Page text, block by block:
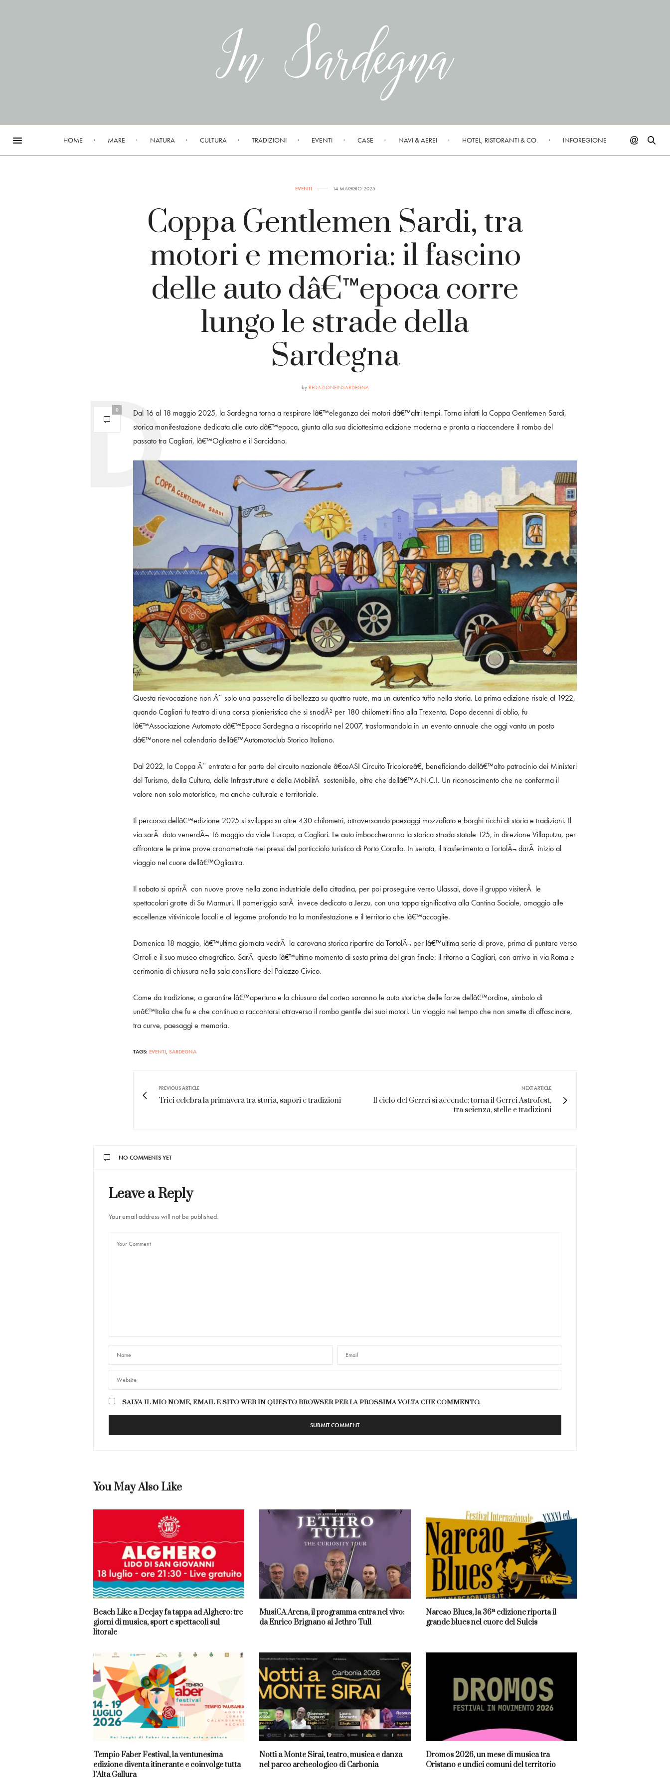
HOME MARE NATURA CULTURA TRADIZIONI EVENTI CASE NAVI & AEREI HOTEL, RISTORANTI & CO. INFOREGIONE
EVENTI 14 MAGGIO 2025
Coppa Gentlemen Sardi, tra
motori e memoria: il fascino
delle auto dâ€™epoca corre
lungo le strade della
Sardegna
by REDAZIONEINSARDEGNA
0
Dal 16 al 18 maggio 2025, la Sardegna torna a respirare lâ€™eleganza dei motori dâ€™altri tempi. Torna infatti la Coppa Gentlemen Sardi,
storica manifestazione dedicata alle auto dâ€™epoca, giunta alla sua diciottesima edizione moderna e pronta a riaccendere il rombo del
passato tra Cagliari, lâ€™Ogliastra e il Sarcidano.
Questa rievocazione non Ã¨ solo una passerella di bellezza su quattro ruote, ma un autentico tuffo nella storia. La prima edizione risale al 1922,
quando Cagliari fu teatro di una corsa pionieristica che si snodÃ² per 180 chilometri fino alla Trexenta. Dopo decenni di oblio, fu
lâ€™Associazione Automoto dâ€™Epoca Sardegna a riscoprirla nel 2007, trasformandola in un evento annuale che oggi vanta un posto
dâ€™onore nel calendario dellâ€™Automotoclub Storico Italiano.
Dal 2022, la Coppa Ã¨ entrata a far parte del circuito nazionale â€œASI Circuito Tricoloreâ€, beneficiando dellâ€™alto patrocinio dei Ministeri
del Turismo, della Cultura, delle Infrastrutture e della MobilitÃ sostenibile, oltre che dellâ€™A.N.C.I. Un riconoscimento che ne conferma il
valore non solo motoristico, ma anche culturale e territoriale.
Il percorso dellâ€™edizione 2025 si sviluppa su oltre 430 chilometri, attraversando paesaggi mozzafiato e borghi ricchi di storia e tradizioni. Il
via sarÃ dato venerdÃ¬ 16 maggio da viale Europa, a Cagliari. Le auto imboccheranno la storica strada statale 125, in direzione Villaputzu, per
affrontare le prime prove cronometrate nei pressi del porticciolo turistico di Porto Corallo. In serata, il trasferimento a TortolÃ¬ darÃ inizio al
viaggio nel cuore dellâ€™Ogliastra.
Il sabato si aprirÃ con nuove prove nella zona industriale della cittadina, per poi proseguire verso Ulassai, dove il gruppo visiterÃ le
spettacolari grotte di Su Marmuri. Il pomeriggio sarÃ invece dedicato a Jerzu, con una tappa significativa alla Cantina Sociale, omaggio alle
eccellenze vitivinicole locali e al legame profondo tra la manifestazione e il territorio che lâ€™accoglie.
Domenica 18 maggio, lâ€™ultima giornata vedrÃ la carovana storica ripartire da TortolÃ¬ per lâ€™ultima serie di prove, prima di puntare verso
Orroli e il suo museo etnografico. SarÃ questo lâ€™ultimo momento di sosta prima del gran finale: il ritorno a Cagliari, con arrivo in via Roma e
cerimonia di chiusura nella sala consiliare del Palazzo Civico.
Come da tradizione, a garantire lâ€™apertura e la chiusura del corteo saranno le auto storiche delle forze dellâ€™ordine, simbolo di
unâ€™Italia che fu e che continua a raccontarsi attraverso il rombo gentile dei suoi motori. Un viaggio nel tempo che non smette di affascinare,
tra curve, paesaggi e memoria.
TAGS: EVENTI SARDEGNA
PREVIOUS ARTICLE
Triei celebra la primavera tra storia, sapori e tradizioni
NEXT ARTICLE
Il cielo del Gerrei si accende: torna il Gerrei Astrofest,
tra scienza, stelle e tradizioni
NO COMMENTS YET
Leave a Reply
Your email address will not be published.
SALVA IL MIO NOME, EMAIL E SITO WEB IN QUESTO BROWSER PER LA PROSSIMA VOLTA CHE COMMENTO.
You May Also Like
Beach Like a Deejay fa tappa ad Alghero: tre
giorni di musica, sport e spettacoli sul
litorale
MusiCA Arena, il programma entra nel vivo:
da Enrico Brignano ai Jethro Tull
Narcao Blues, la 36ª edizione riporta il
grande blues nel cuore del Sulcis
Tempio Faber Festival, la ventunesima
edizione diventa itinerante e coinvolge tutta
l’Alta Gallura
Notti a Monte Sirai, teatro, musica e danza
nel parco archeologico di Carbonia
Dromos 2026, un mese di musica tra
Oristano e undici comuni del territorio